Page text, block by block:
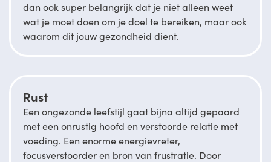
dan ook super belangrijk dat je niet alleen weet
wat je moet doen om je doel te bereiken, maar ook
waarom dit jouw gezondheid dient.
Rust
Een ongezonde leefstijl gaat bijna altijd gepaard
met een onrustig hoofd en verstoorde relatie met
voeding. Een enorme energievreter,
focusverstoorder en bron van frustratie. Door